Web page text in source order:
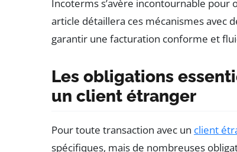
Incoterms s’avère incontournable
article détaillera ces mécanismes avec
garantir une facturation conforme et
Les obligations
un client étranger
Pour toute transaction avec un client
spécifiques, mais de nombreuses